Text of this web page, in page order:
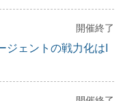
開催終了
ジェントの戦力化はI